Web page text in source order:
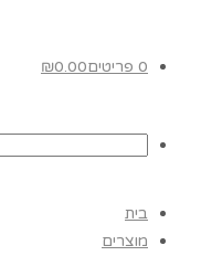
0 פריטים ₪0.00
בית
מוצרים